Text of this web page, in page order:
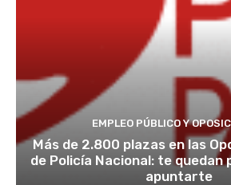
EMPLEO PÚBLICO Y
Más de 2.800 plazas en las
de Policía Nacional: te quedan
apuntarte